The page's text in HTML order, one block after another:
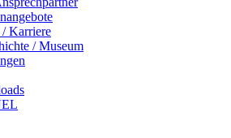
Karriere
/ Museum